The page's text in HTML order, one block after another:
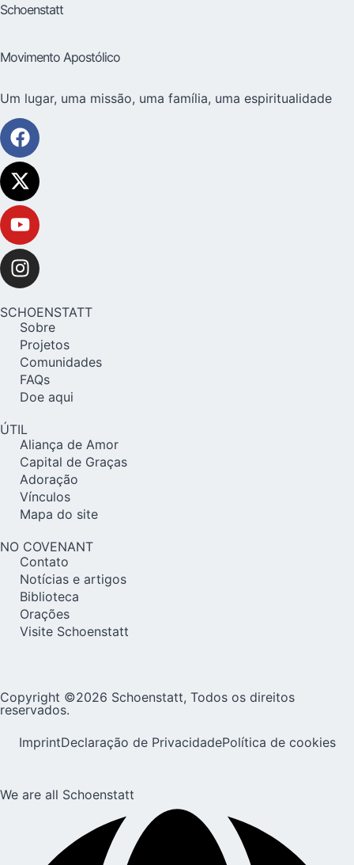
Schoenstatt
Movimento Apostólico
Um lugar, uma missão, uma família, uma espiritualidade
SCHOENSTATT
Sobre
Projetos
Comunidades
FAQs
Doe aqui
ÚTIL
Aliança de Amor
Capital de Graças
Adoração
Vínculos
Mapa do site
NO COVENANT
Contato
Notícias e artigos
Biblioteca
Orações
Visite Schoenstatt
Copyright ©2026 Schoenstatt, Todos os direitos
reservados.
ImprintDeclaração de PrivacidadePolítica de cookies
We are all Schoenstatt